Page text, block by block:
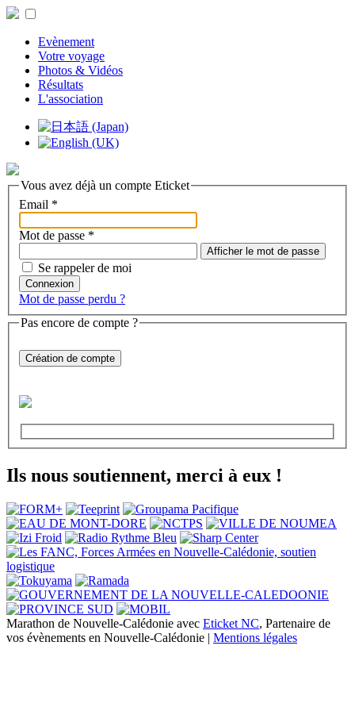
Evènement
Votre voyage
Photos & Vidéos
Résultats
L'association
Vous avez déjà un compte Eticket
Email *
Mot de passe *
Afficher le mot de passe
Se rappeler de moi
Connexion
Mot de passe perdu ?
Pas encore de compte ?
Création de compte
Ils nous soutiennent, merci à eux !
Marathon de Nouvelle-Calédonie avec Eticket NC, Partenaire de
vos évènements en Nouvelle-Calédonie | Mentions légales